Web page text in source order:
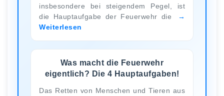
insbesondere bei steigendem Pegel, ist
die Hauptaufgabe der Feuerwehr die
Weiterlesen
Was macht die Feuerwehr
eigentlich? Die 4 Hauptaufgaben!
Das Retten von Menschen und Tieren aus